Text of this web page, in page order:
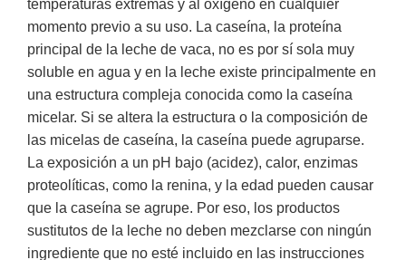
temperaturas extremas y al oxígeno en cualquier
momento previo a su uso. La caseína, la proteína
principal de la leche de vaca, no es por sí sola muy
soluble en agua y en la leche existe principalmente en
una estructura compleja conocida como la caseína
micelar. Si se altera la estructura o la composición de
las micelas de caseína, la caseína puede agruparse.
La exposición a un pH bajo (acidez), calor, enzimas
proteolíticas, como la renina, y la edad pueden causar
que la caseína se agrupe. Por eso, los productos
sustitutos de la leche no deben mezclarse con ningún
ingrediente que no esté incluido en las instrucciones